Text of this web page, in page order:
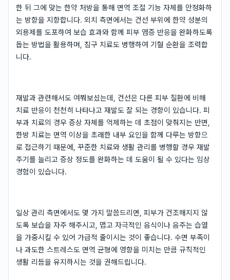
한 뒤 그에 맞는 한약 처방을 통해 면역 조절 기능 자체를 안정화하
는 방향을 지향합니다. 외치 측면에서는 건선 부위에 한약 성분의
외용제를 도포하여 보습 효과와 함께 피부 염증 반응을 완화하도록
돕는 방법을 활용하며, 침구 치료도 병행하여 기혈 순환을 조력합
니다.
재발과 관련해서도 여쭤보셨는데, 건선은 다른 피부 질환에 비해
치료 반응이 천천히 나타나고 재발도 잘 되는 경향이 있습니다. 피
부과 치료의 경우 증상 자체를 억제하는 데 초점이 맞춰지는 반면,
한방 치료는 면역 이상을 초래한 내부 요인을 함께 다루는 방향으
로 접근하기 때문에, 꾸준한 치료와 생활 관리를 병행할 경우 재발
주기를 늘리고 증상 정도를 완화하는 데 도움이 될 수 있다는 임상
경험이 있습니다.
일상 관리 측면에서도 몇 가지 말씀드리면, 피부가 건조해지지 않
도록 보습을 자주 해주시고, 맵고 자극적인 음식이나 음주는 습열
을 가중시킬 수 있어 가급적 줄이시는 것이 좋습니다. 수면 부족이
나 과도한 스트레스도 면역 균형에 영향을 미치는 만큼 규칙적인
생활 리듬을 유지하시는 것을 권해드립니다.